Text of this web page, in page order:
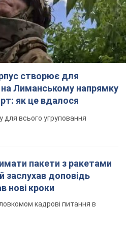
створює для
на Лиманському напрямку
як це вдалося
для всього угруповання
пакети з ракетами
заслухав доповідь
нові кроки
кадрові питання в